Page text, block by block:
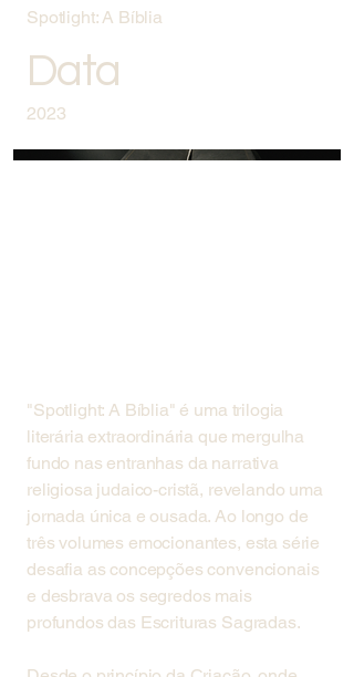
Spotlight: A Bíblia
Data
2023
"Spotlight: A Bíblia" é uma trilogia
literária extraordinária que mergulha
fundo nas entranhas da narrativa
religiosa judaico-cristã, revelando uma
jornada única e ousada. Ao longo de
três volumes emocionantes, esta série
desafia as concepções convencionais
e desbrava os segredos mais
profundos das Escrituras Sagradas.